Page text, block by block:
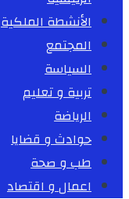
الأنشطة الملكية
المجتمع
السياسة
تربية و تعليم
الرياضة
حوادث و قضايا
طب و صحة
اعمال و اقتصاد